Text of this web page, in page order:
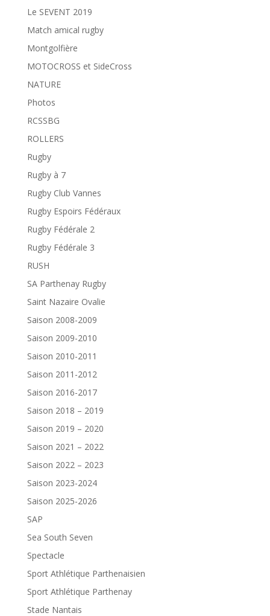
Le SEVENT 2019
Match amical rugby
Montgolfière
MOTOCROSS et SideCross
NATURE
Photos
RCSSBG
ROLLERS
Rugby
Rugby à 7
Rugby Club Vannes
Rugby Espoirs Fédéraux
Rugby Fédérale 2
Rugby Fédérale 3
RUSH
SA Parthenay Rugby
Saint Nazaire Ovalie
Saison 2008-2009
Saison 2009-2010
Saison 2010-2011
Saison 2011-2012
Saison 2016-2017
Saison 2018 – 2019
Saison 2019 – 2020
Saison 2021 – 2022
Saison 2022 – 2023
Saison 2023-2024
Saison 2025-2026
SAP
Sea South Seven
Spectacle
Sport Athlétique Parthenaisien
Sport Athlétique Parthenay
Stade Nantais